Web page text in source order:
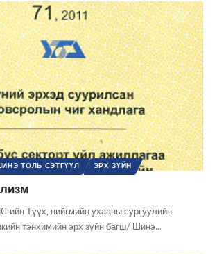
ТОЛЬ СЭТГҮҮЛ ЭРХ ЗҮЙН
Түүх, нийгмийн ухааны сургуулийн
тэнхимийн эрх зүйн багш/ Шинэ…